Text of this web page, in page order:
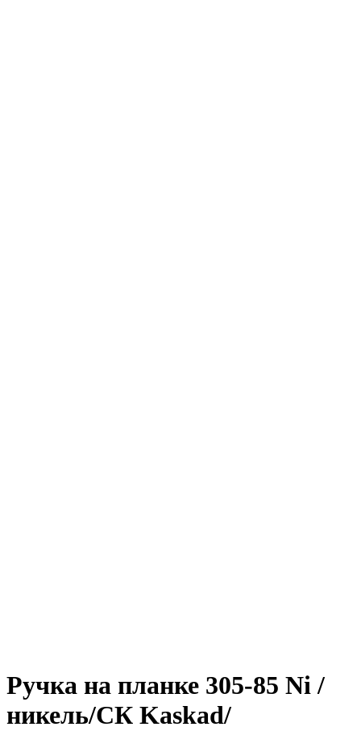
Ручка на планке 305-85 Ni /
никель/CК Kaskad/